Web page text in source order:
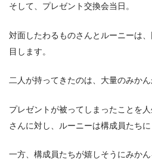
そして、プレゼント交換会当日。
対面したわるものさんとルーニーは
目します。
二人が持ってきたのは、大量のみかん
プレゼントが被ってしまったことを
さんに対し、ルーニーは構成員たち
一方、構成員たちが嬉しそうにみか